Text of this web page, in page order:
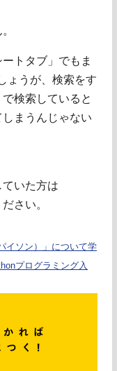
トタブ」でもま
ょうが、検索をす
検索していると
まうんじゃない
ていた方は
さい。
イソン）」について学
プログラミング入